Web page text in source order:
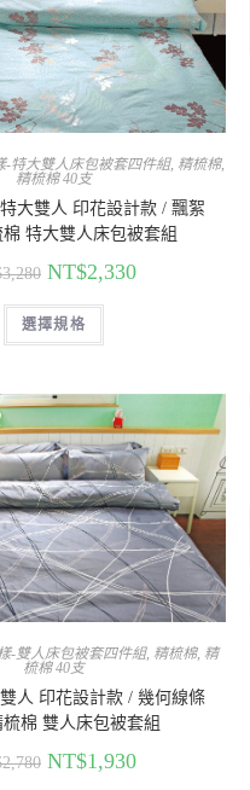
-特大雙人床包被套四件組, 精梳棉,
精梳棉 40支
大雙人 印花設計款 / 飄絮
棉 特大雙人床包被套組
3,280 NT$2,330
選擇規格
-雙人床包被套四件組, 精梳棉, 精
梳棉 40支
人 印花設計款 / 幾何線條
梳棉 雙人床包被套組
2,780 NT$1,930